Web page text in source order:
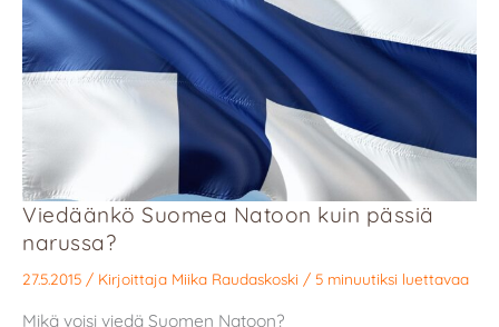
Viedäänkö Suomea Natoon kuin pässiä
narussa?
27.5.2015 / Kirjoittaja Miika Raudaskoski / 5 minuutiksi luettavaa
Mikä voisi viedä Suomen Natoon?